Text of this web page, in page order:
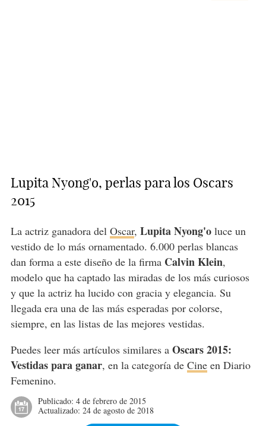
Lupita Nyong'o, perlas para los Oscars
2015
La actriz ganadora del Oscar, Lupita Nyong'oluce un
vestido de lo más ornamentado. 6.000 perlas blancas
dan forma a este diseño de la firma Calvin Klein,
modelo que ha captado las miradas de los más curiosos
y que la actriz ha lucido con gracia y elegancia. Su
llegada era una de las más esperadas por colorse,
siempre, en las listas de las mejores vestidas.
Puedes leer más artículos similares a Oscars 2015:
Vestidas para ganar, en la categoría de Cineen Diario
Femenino.
Publicado: 4 de febrero de 2015
Actualizado: 24 de agosto de 2018